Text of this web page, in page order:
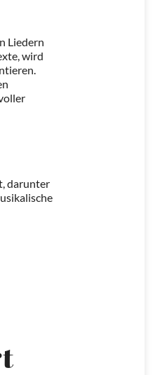
Liedern
wird
darunter